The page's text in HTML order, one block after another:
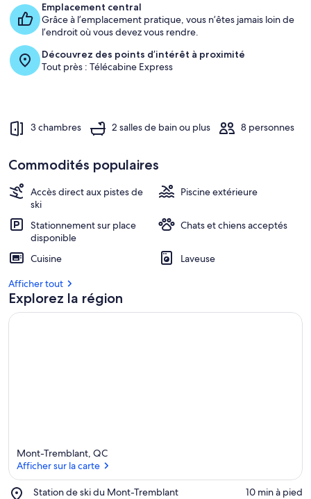
h
é
b
e
r
n
t
e
m
n
o
s
o
Emplacement central
Grâce à l’emplacement pratique, vous n’êtes jamais loin de
l’endroit où vous devez vous rendre.
Découvrez des points d’intérêt à proximité
Tout près : Télécabine Express
3 chambres 2 salles de bain ou plus 8 personnes
Commodités populaires
Accès direct aux pistes de
ski
Piscine extérieure
Stationnement sur place
disponible
Chats et chiens acceptés
Cuisine
Laveuse
Afficher tout
Explorez la région
Mont-Tremblant, QC
Afficher sur la carte
Station de ski du Mont-Tremblant
Place,
‪10 min à pied‬